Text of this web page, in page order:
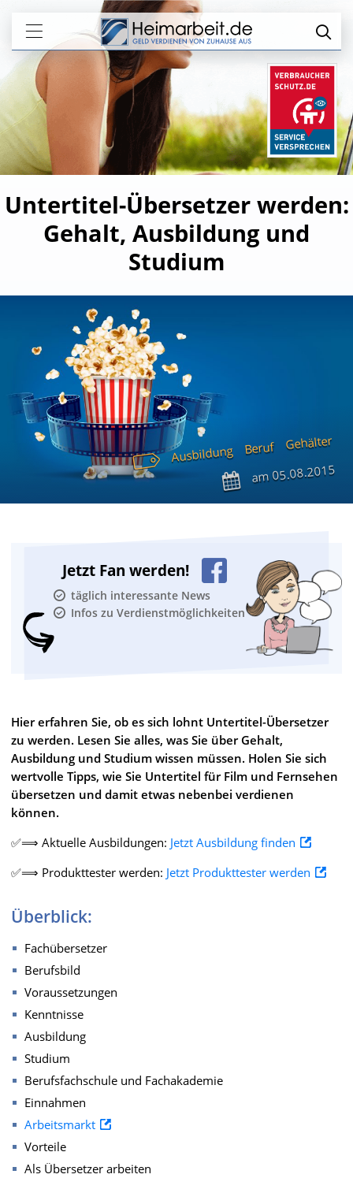
Untertitel-Übersetzer werden:
Gehalt, Ausbildung und
Studium
Ausbildung Beruf Gehälter
am05.08.2015
Jetzt Fan werden!
täglich interessante News
Infos zu Verdienstmöglichkeiten
Hier erfahren Sie, ob es sich lohnt Untertitel-Übersetzer
zu werden. Lesen Sie alles, was Sie über Gehalt,
Ausbildung und Studium wissen müssen. Holen Sie sich
wertvolle Tipps, wie Sie Untertitel für Film und Fernsehen
übersetzen und damit etwas nebenbei verdienen
können.
✅⟹ Aktuelle Ausbildungen: Jetzt Ausbildung finden
✅⟹ Produkttester werden: Jetzt Produkttester werden
Überblick:
Fachübersetzer
Berufsbild
Voraussetzungen
Kenntnisse
Ausbildung
Studium
Berufsfachschule und Fachakademie
Einnahmen
Arbeitsmarkt
Vorteile
Als Übersetzer arbeiten